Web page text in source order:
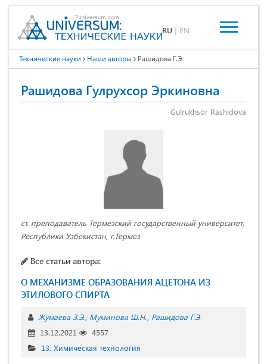
RU | EN
Технические науки Наши авторы Рашидова Г.Э.
Рашидова Гулрухсор Эркиновна
Gulrukhsor Rashidova
ст. преподаватель Термезский государственный университет,
Республики Узбекистан, г.Термез
Все статьи автора:
О МЕХАНИЗМЕ ОБРАЗОВАНИЯ АЦЕТОНА ИЗ
ЭТИЛОВОГО СПИРТА
Жумаева З.Э. Муминова Ш.Н. Рашидова Г.Э.
13.12.2021
4557
13. Химическая технология